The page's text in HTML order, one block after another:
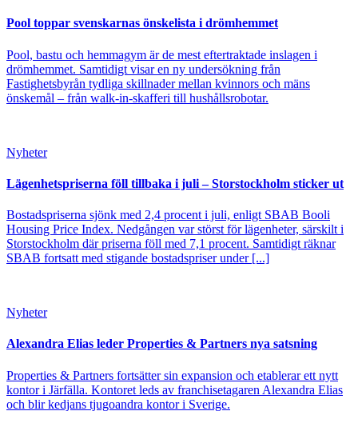
Pool toppar svenskarnas önskelista i drömhemmet
Pool, bastu och hemmagym är de mest eftertraktade inslagen i
drömhemmet. Samtidigt visar en ny undersökning från
Fastighetsbyrån tydliga skillnader mellan kvinnors och mäns
önskemål – från walk-in-skafferi till hushållsrobotar.
Nyheter
Lägenhetspriserna föll tillbaka i juli – Storstockholm sticker ut
Bostadspriserna sjönk med 2,4 procent i juli, enligt SBAB Booli
Housing Price Index. Nedgången var störst för lägenheter, särskilt i
Storstockholm där priserna föll med 7,1 procent. Samtidigt räknar
SBAB fortsatt med stigande bostadspriser under [...]
Nyheter
Alexandra Elias leder Properties & Partners nya satsning
Properties & Partners fortsätter sin expansion och etablerar ett nytt
kontor i Järfälla. Kontoret leds av franchisetagaren Alexandra Elias
och blir kedjans tjugoandra kontor i Sverige.